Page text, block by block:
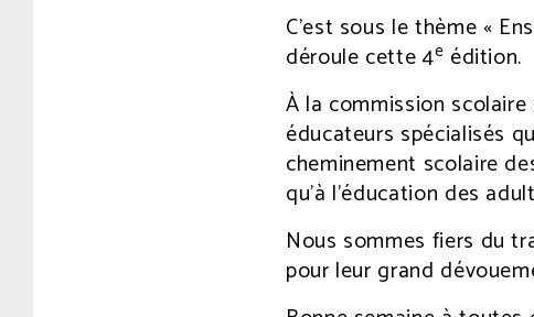
C’est sous le thème «
déroule cette 4e édition.
À la commission
éducateurs spécialisés
cheminement scolaire
qu’à l’éducation des
Nous sommes fiers du
pour leur grand